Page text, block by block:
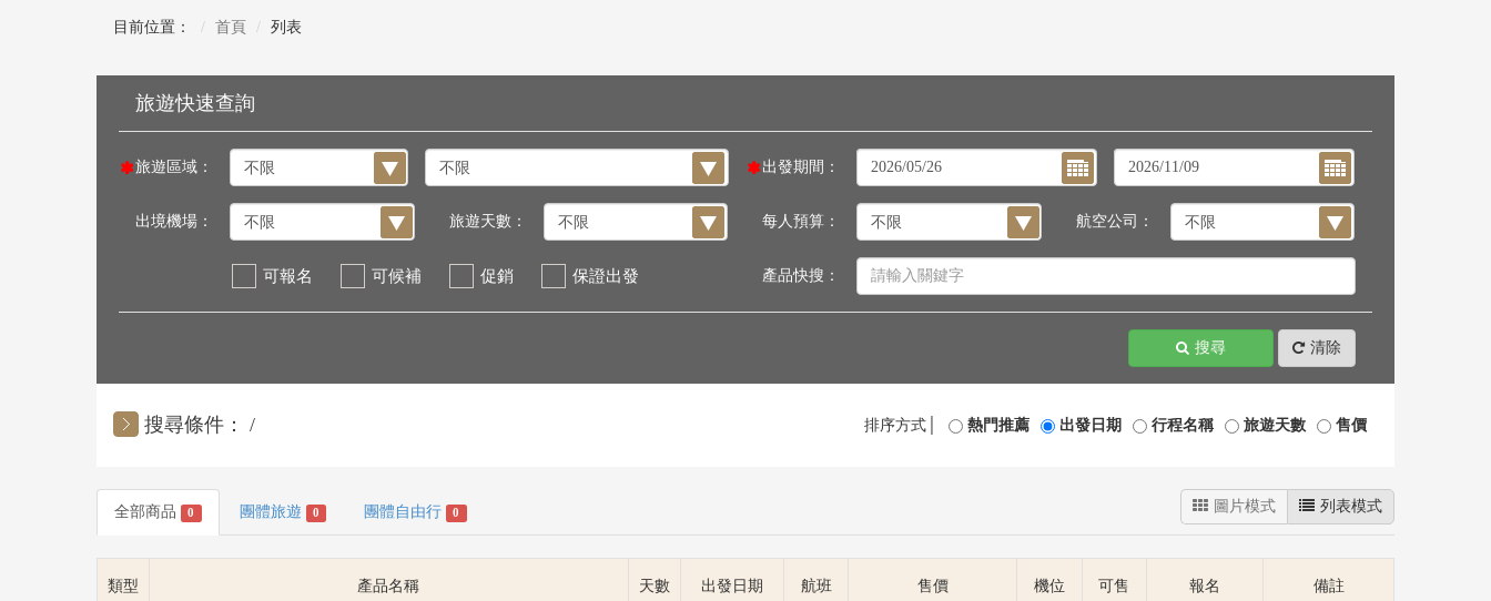
目前位置： 首頁 列表
旅遊區域： 出發期間：
出境機場： 旅遊天數： 每人預算： 航空公司：
可報名 可候補 促銷 保證出發 產品快搜：
搜尋 清除
搜尋條件： 排序方式│ 熱門推薦 出發日期 行程名稱 旅遊天數 售價
全部商品 0 團體旅遊 0 團體自由行 0 圖片模式 列表模式
類型 產品名稱 天數 出發日期 航班 售價 機位 可售 報名 備註